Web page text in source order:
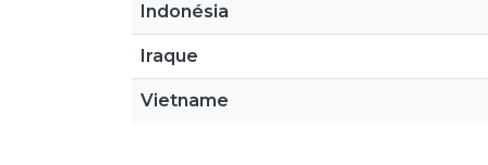
Indonésia
Iraque
Vietname